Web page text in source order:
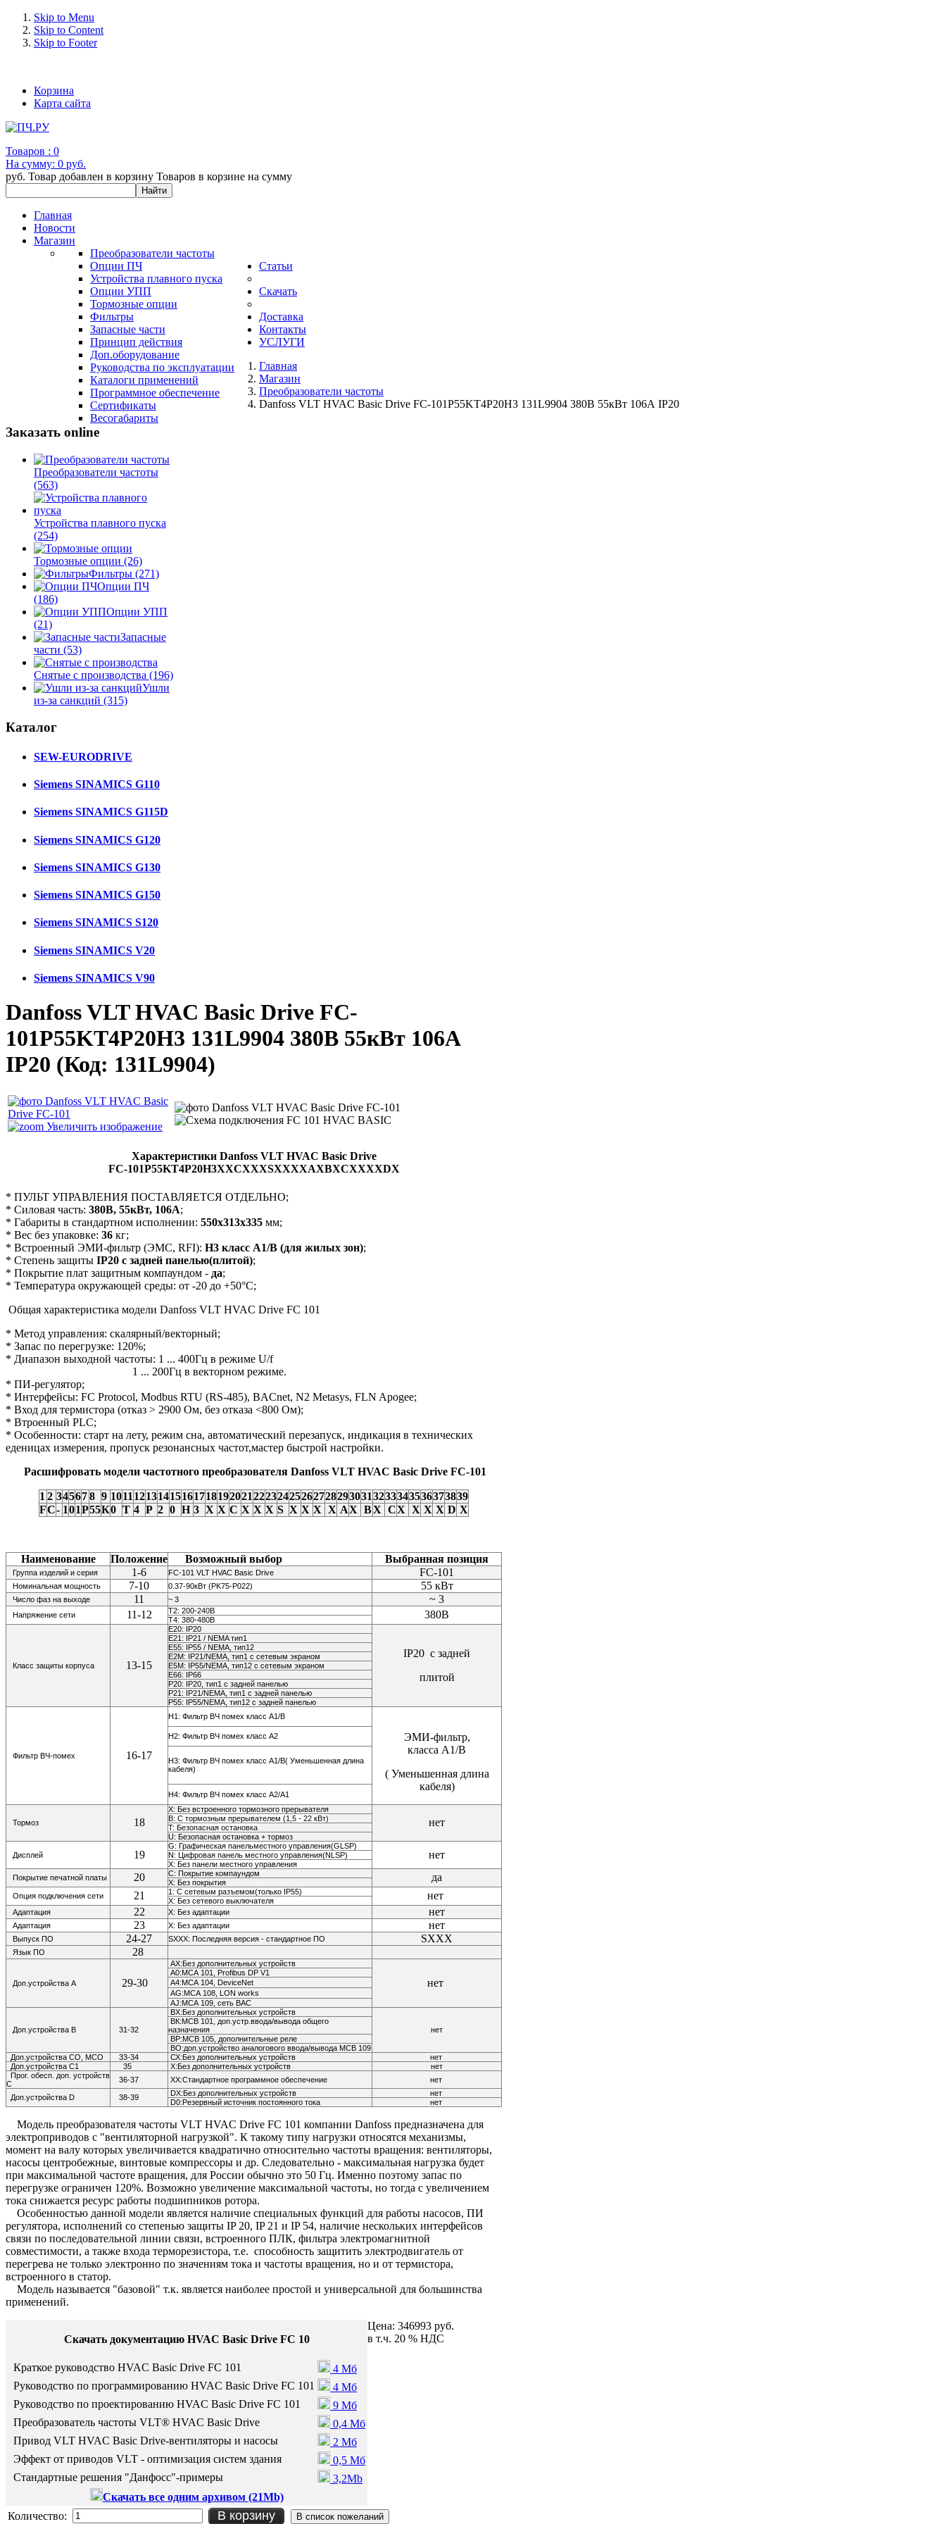
Skip to Menu
Skip to Content
Skip to Footer
Корзина
Карта сайта
Товаров : 0
На сумму: 0 руб.
руб. Товар добавлен в корзину Товаров в корзине на сумму
Главная
Новости
Магазин
Преобразователи частоты
Опции ПЧ
Устройства плавного пуска
Опции УПП
Тормозные опции
Фильтры
Запасные части
Статьи
Принцип действия
Доп.оборудование
Скачать
Руководства по эксплуатации
Каталоги применений
Программное обеспечение
Сертификаты
Весогабариты
Доставка
Контакты
УСЛУГИ
Главная
Магазин
Преобразователи частоты
Danfoss VLT HVAC Basic Drive FC-101P55KT4P20H3 131L9904 380В 55кВт 106А IP20
Заказать online
Преобразователи частоты
(563)
Устройства плавного пуска
(254)
Тормозные опции (26)
Фильтры (271)
Опции ПЧ
(186)
Опции УПП
(21)
Запасные
части (53)
Снятые с производства (196)
Ушли
из-за санкций (315)
Каталог
SEW-EURODRIVE
Siemens SINAMICS G110
Siemens SINAMICS G115D
Siemens SINAMICS G120
Siemens SINAMICS G130
Siemens SINAMICS G150
Siemens SINAMICS S120
Siemens SINAMICS V20
Siemens SINAMICS V90
Danfoss VLT HVAC Basic Drive FC-
101P55KT4P20H3 131L9904 380В 55кВт 106А
IP20 (Код: 131L9904)
Увеличить изображение
Характеристики Danfoss VLT HVAC Basic Drive
FC-101P55KT4P20H3XXCXXXSXXXXAXBXCXXXXDX
* ПУЛЬТ УПРАВЛЕНИЯ ПОСТАВЛЯЕТСЯ ОТДЕЛЬНО;
* Силовая часть: 380В, 55кВт, 106А;
* Габариты в стандартном исполнении: 550х313х335 мм;
* Вес без упаковке: 36 кг;
* Встроенный ЭМИ-фильтр (ЭМС, RFI): Н3 класс А1/В (для жилых зон);
* Степень защиты IP20 с задней панелью(плитой);
* Покрытие плат защитным компаундом - да;
* Температура окружающей среды: от -20 до +50°С;
Общая характеристика модели Danfoss VLT HVAC Drive FC 101
* Метод управления: скалярный/векторный;
* Запас по перегрузке: 120%;
* Диапазон выходной частоты: 1 ... 400Гц в режиме U/f
1 ... 200Гц в векторном режиме.
* ПИ-регулятор;
* Интерфейсы: FC Protocol, Modbus RTU (RS-485), BACnet, N2 Metasys, FLN Apogee;
* Вход для термистора (отказ > 2900 Ом, без отказа <800 Ом);
* Втроенный PLС;
* Особенности: старт на лету, режим сна, автоматический перезапуск, индикация в технических
еденицах измерения, пропуск резонансных частот,мастер быстрой настройки.
Расшифровать модели частотного преобразователя Danfoss VLT HVAC Basic Drive FC-101
1 2 345678 9 1011 12131415161718192021222324252627282930313233343536373839
FC- 101P55К0 Т 4 P 2 0 H 3 X X С X X X S X X X X AX ВX CX X X X D X
Наименование Положение Возможный выбор Выбранная позиция
Группа изделий и серия 1-6 FC-101 VLT HVAC Basic Drive FC-101
Номинальная мощность 7-10 0.37-90кВт (PK75-P022) 55 кВт
Число фаз на выходе 11 ~ 3 ~ 3
Напряжение сети 11-12 Т2: 200-240В 380В
Т4: 380-480В
Класс защиты корпуса 13-15
E20: IP20
IP20 с задней
плитой
E21: IP21 / NEMA тип1
E55: IP55 / NEMA, тип12
E2M: IP21/NEMA, тип1 с сетевым экраном
E5M: IP55/NEMA, тип12 с сетевым экраном
E66: IP66
P20: IP20, тип1 с задней панелью
P21: IP21/NEMA, тип1 с задней панелью
P55: IP55/NEMA, тип12 с задней панелью
Фильтр ВЧ-помех 16-17
H1: Фильтр ВЧ помех класс A1/В
ЭМИ-фильтр,
класса A1/В
( Уменьшенная длина
кабеля)
H2: Фильтр ВЧ помех класс A2
H3: Фильтр ВЧ помех класс A1/B( Уменьшенная длина
кабеля)
H4: Фильтр ВЧ помех класс A2/A1
Тормоз 18
X: Без встроенного тормозного прерывателя
нет
B: С тормозным прерывателем (1,5 - 22 кВт)
T: Безопасная остановка
U: Безопасная остановка + тормоз
Дисплей 19
G: Графическая панельместного управления(GLSP)
нет
N: Цифровая панель местного управления(NLSP)
Х: Без панели местного управления
Покрытие печатной платы
20 С: Покрытие компаундом да
Х: Без покрытия
Опция подключения сети
21 1: С сетевым разъемом(только IP55) нет
Х: Без сетевого выключателя
Адаптация
22 X: Без адаптации нет
Адаптация 23 X: Без адаптации нет
Выпуск ПО 24-27 SXXX: Последняя версия - стандартное ПО SXXX
Язык ПО 28
Доп.устройства А 29-30
АХ:Без дополнительных устройств
нет
А0:МСА 101, Profibus DP V1
А4:МСА 104, DeviceNet
AG:МСА 108, LON works
AJ:МСА 109, сеть ВАС
Доп.устройства В 31-32
ВХ:Без дополнительных устройств
нет
ВК:МСВ 101, доп.устр.ввода/вывода общего
назначения
ВР:МСВ 105, дополнительные реле
ВО:доп.устройство аналогового ввода/вывода МСВ 109
Доп.устройства СО, МСО
33-34 СХ:Без дополнительных устройств
нет
Доп.устройства С1
35 Х:Без дополнительных устройств
нет
Прог. обесп. доп. устройств
С
36-37 ХХ:Стандартное программное обеспечение нет
Доп.устройства D 38-39 DX:Без дополнительных устройств
нет
D0:Резервный источник постоянного тока
нет
Модель преобразователя частоты VLT HVAC Drive FC 101 компании Danfoss предназначена для
электроприводов с "вентиляторной нагрузкой". К такому типу нагрузки относятся механизмы,
момент на валу которых увеличивается квадратично относительно частоты вращения: вентиляторы,
насосы центробежные, винтовые компрессоры и др. Следовательно - максимальная нагрузка будет
при максимальной частоте вращения, для России обычно это 50 Гц. Именно поэтому запас по
перегрузке ограничен 120%. Возможно увеличение максимальной частоты, но тогда с увеличением
тока снижается ресурс работы подшипников ротора.
Особенностью данной модели является наличие специальных функций для работы насосов, ПИ
регулятора, исполнений со степенью защиты IP 20, IP 21 и IP 54, наличие нескольких интерфейсов
связи по последовательной линии связи, встроенного ПЛК, фильтра электромагнитной
совместимости, а также входа терморезистора, т.е. способность защитить электродвигатель от
перегрева не только электронно по значениям тока и частоты вращения, но и от термистора,
встроенного в статор.
Модель называется "базовой" т.к. является наиболее простой и универсальной для большинства
применений.
Скачать документацию HVAC Basic Drive FC 10
Краткое руководство HVAC Basic Drive FC 101
4 Мб
Руководство по программированию HVAC Basic Drive FC 101
4 Мб
Руководство по проектированию HVAC Basic Drive FC 101
9 Мб
Преобразователь частоты VLT® HVAC Basic Drive
0,4 Мб
Привод VLT HVAC Basic Drive-вентиляторы и насосы
2 Мб
Эффект от приводов VLT - оптимизация систем здания
0,5 Мб
Стандартные решения "Данфосс"-примеры
3,2Mb
Скачать все одним архивом (21Mb)
Цена: 346993 руб.
в т.ч. 20 % НДС
Количество: В корзину